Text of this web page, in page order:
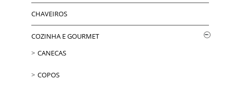
CHAVEIROS
COZINHA E GOURMET
CANECAS
COPOS